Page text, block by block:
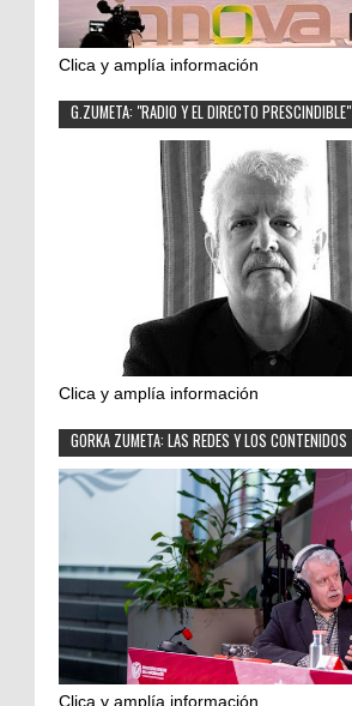
Clica y amplía información
G.ZUMETA: "RADIO Y EL DIRECTO PRESCINDIBLE"
Clica y amplía información
GORKA ZUMETA: LAS REDES Y LOS CONTENIDOS
Clica y amplía información